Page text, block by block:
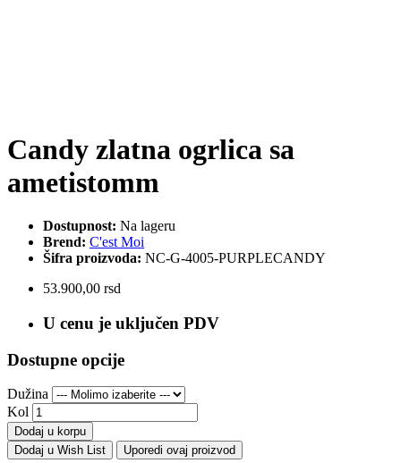
Candy zlatna ogrlica sa
ametistomm
Dostupnost: Na lageru
Brend: C'est Moi
Šifra proizvoda: NC-G-4005-PURPLECANDY
53.900,00 rsd
U cenu je uključen PDV
Dostupne opcije
Dužina
Kol
Dodaj u korpu
Dodaj u Wish List
Uporedi ovaj proizvod